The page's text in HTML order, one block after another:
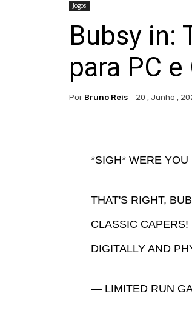
Jogos
Bubsy in:
para PC
Por Bruno Reis 20 , Junho ,
*SIGH* WERE
THAT'S RIGHT,
CLASSIC
DIGITALLY AND
— LIMITED RUN